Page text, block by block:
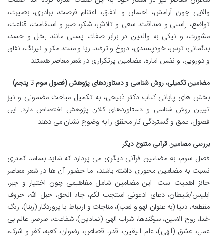
والایی چون آرامش، احسان و انفاق، اغتنام فرصت، برادری، بصیرت،
تواضع، راستی و صداقت، سعی و تلاش، شکر، صبر و استقامت، قناعت،
مشورت، و نیکی به والدین در برابر صفات پستی مانند بخل و حسد،
بدگمانی، ترس، خودپسندی، دروغ و ترفند، ریا و منت، مکر و نیرنگ، نفاق
و دورویی، و نفس اماره، مضامین پرتکراری در شعر معاصر هستند.
مضامین تکمیلی، روش شناسی و دستاوردهای پژوهش (فصول سوم تا پنجم)
بخش های پایانی کتاب دکتر ذبیحی، به تکمیل مباحث مضمونی و نیز
تبیین روش شناسی و دستاوردهای کلان پژوهش اختصاص دارد. این
فصول، عمق و گستردگی کار محقق را به وضوح نشان می دهند.
بررسی مضامین قرآنی متنوع دیگر
فصل سوم، به مضامین قرآنی دیگری می پردازد که شاید بسامد کمتری
نسبت به مضامین محوری داشته باشند، اما حضور آن ها در شعر معاصر
حائز اهمیت است. این مضامین شامل مفاهیمی چون اختیار و جبر،
ابلیس/شیطان، دعای ادعونی استجب لکم، جاء الحق، حبل الله، حروف
مقطعه، دنیا (به عنوان لهو و لعب)، مناجات و ارتباط با پروردگار (ربنا)، رنگ
خدا، روح الامین، سوگندها، شراب الهی (نمادین)، شفاعت، صرصر، عالم بی
عمل، عشق (الهی)، علم الیقین، قدر، قصاص، رضوان، کعبه، کفر و شرک،